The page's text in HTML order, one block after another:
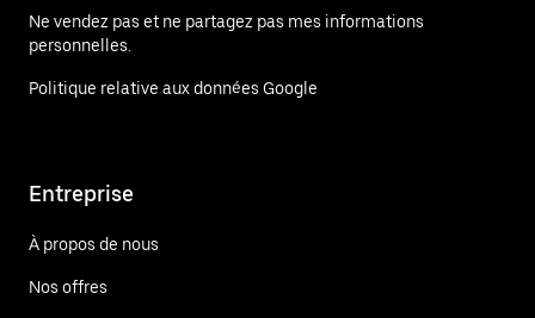
Ne vendez pas et ne partagez pas mes informations
personnelles.
Politique relative aux données Google
Entreprise
À propos de nous
Nos offres